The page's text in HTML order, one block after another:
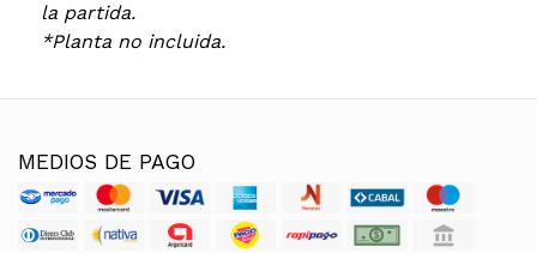
la partida.
*Planta no incluida.
MEDIOS DE PAGO